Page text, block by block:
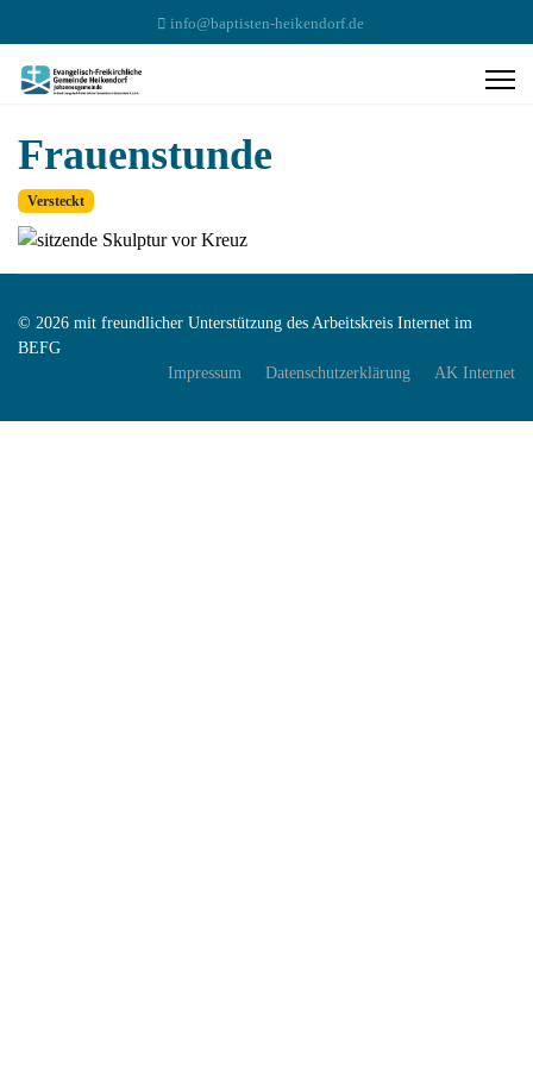
info@baptisten-heikendorf.de
Frauenstunde
Versteckt
© 2026 mit freundlicher Unterstützung des Arbeitskreis Internet im
BEFG
Impressum
Datenschutzerklärung AK Internet